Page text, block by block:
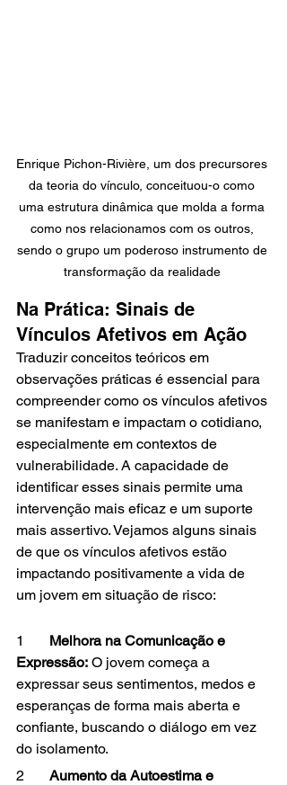
Enrique Pichon-Rivière, um dos precursores
da teoria do vínculo, conceituou-o como
uma estrutura dinâmica que molda a forma
como nos relacionamos com os outros,
sendo o grupo um poderoso instrumento de
transformação da realidade
Na Prática: Sinais de
Vínculos Afetivos em Ação
Traduzir conceitos teóricos em
observações práticas é essencial para
compreender como os vínculos afetivos
se manifestam e impactam o cotidiano,
especialmente em contextos de
vulnerabilidade. A capacidade de
identificar esses sinais permite uma
intervenção mais eficaz e um suporte
mais assertivo. Vejamos alguns sinais
de que os vínculos afetivos estão
impactando positivamente a vida de
um jovem em situação de risco:
1 Melhora na Comunicação e
Expressão: O jovem começa a
expressar seus sentimentos, medos e
esperanças de forma mais aberta e
confiante, buscando o diálogo em vez
do isolamento.
2 Aumento da Autoestima e